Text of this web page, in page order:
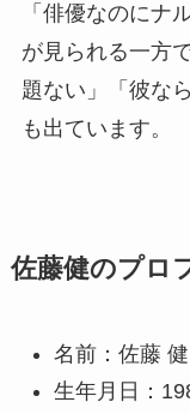
「俳優なのにナ
が見られる一方
題ない」「彼な
も出ています。
佐藤健のプロ
名前：佐藤
生年月日：